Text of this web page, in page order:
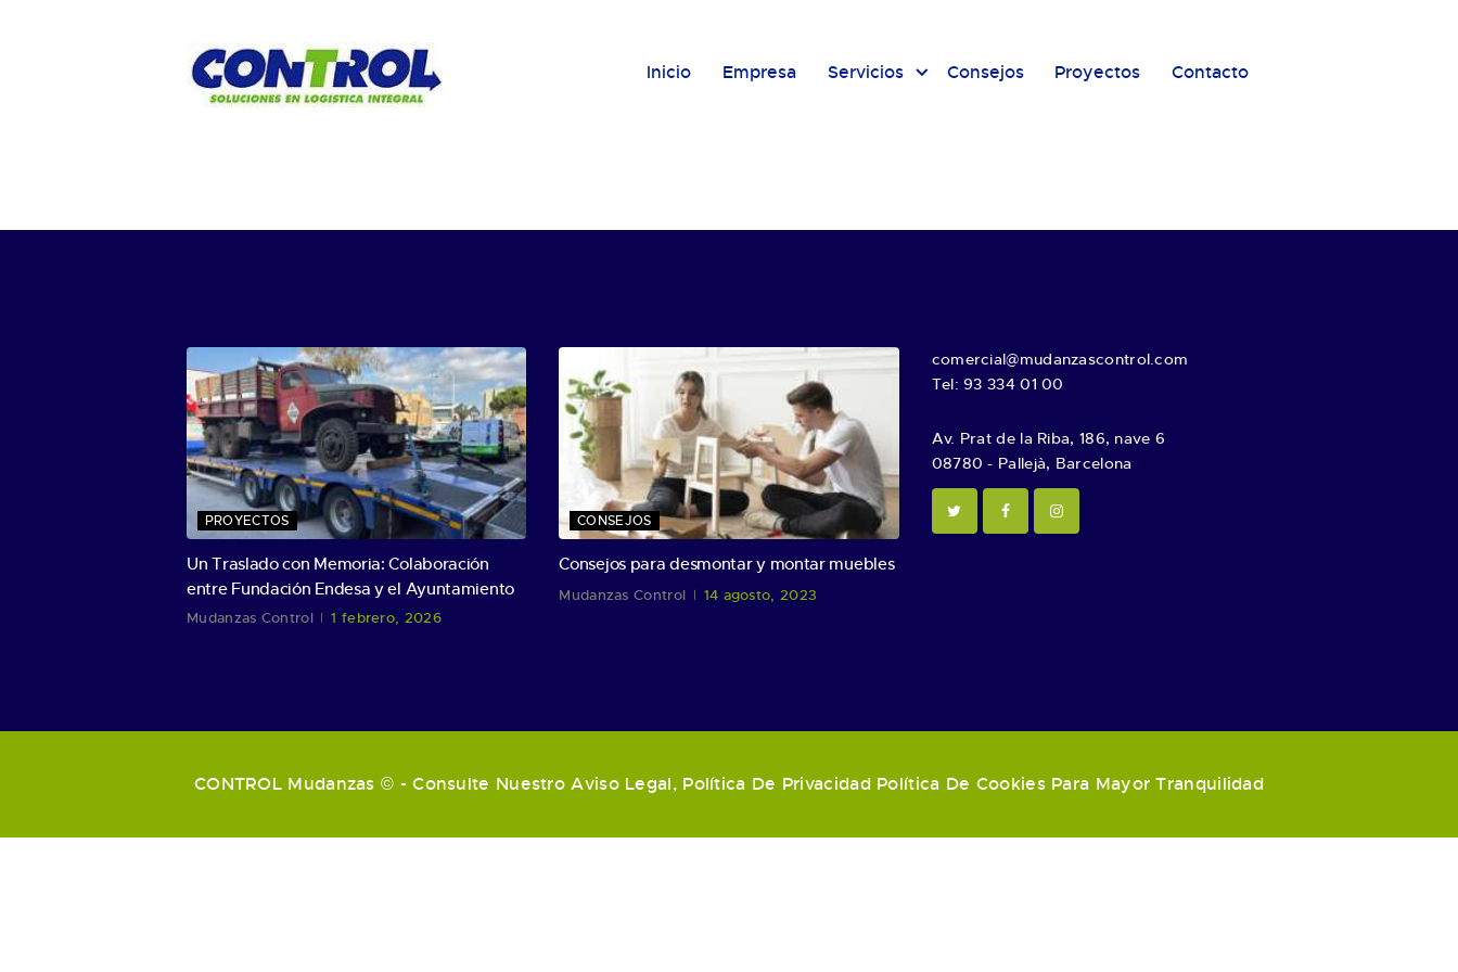
Inicio Empresa Servicios Consejos Proyectos Contacto
PROYECTOS
Un Traslado con Memoria: Colaboración
entre Fundación Endesa y el Ayuntamiento
de Escucha
Mudanzas Control 1 febrero, 2026
CONSEJOS
Consejos para desmontar y montar muebles
Mudanzas Control 14 agosto, 2023
comercial@mudanzascontrol.com
Tel: 93 334 01 00
Av. Prat de la Riba, 186, nave 6
08780 - Pallejà, Barcelona
CONTROL Mudanzas © - Consulte NuestroAviso Legal, Política De Privacidad Política De CookiesPara Mayor Tranquilidad